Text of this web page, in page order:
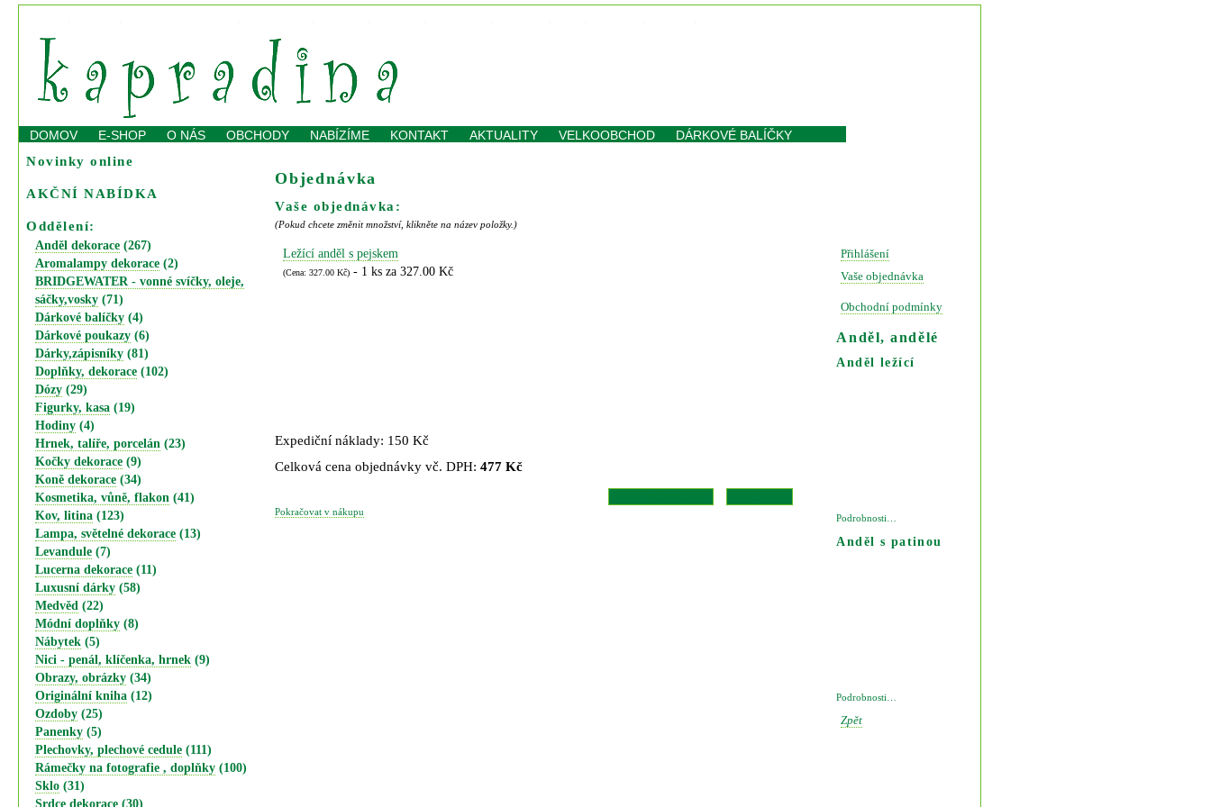
DOMOV E-SHOP O NÁS OBCHODY NABÍZÍME KONTAKT AKTUALITY VELKOOBCHOD DÁRKOVÉ BALÍČKY
Novinky online
AKČNÍ NABÍDKA
Oddělení:
Anděl dekorace (267)
Aromalampy dekorace (2)
BRIDGEWATER - vonné svíčky, oleje,
sáčky,vosky (71)
Dárkové balíčky (4)
Dárkové poukazy (6)
Dárky,zápisníky (81)
Doplňky, dekorace (102)
Dózy (29)
Figurky, kasa (19)
Hodiny (4)
Hrnek, talíře, porcelán (23)
Kočky dekorace (9)
Koně dekorace (34)
Kosmetika, vůně, flakon (41)
Kov, litina (123)
Lampa, světelné dekorace (13)
Levandule (7)
Lucerna dekorace (11)
Luxusní dárky (58)
Medvěd (22)
Módní doplňky (8)
Nábytek (5)
Nici - penál, klíčenka, hrnek (9)
Obrazy, obrázky (34)
Originální kniha (12)
Ozdoby (25)
Panenky (5)
Plechovky, plechové cedule (111)
Rámečky na fotografie , doplňky (100)
Sklo (31)
Srdce dekorace (30)
Objednávka
Vaše objednávka:
(Pokud chcete změnit množství, klikněte na název položky.)
Ležící anděl s pejskem
(Cena: 327.00 Kč) - 1 ks za 327.00 Kč
Expediční náklady: 150 Kč
Celková cena objednávky vč. DPH: 477 Kč
Pokračovat v nákupu
Přihlášení
Vaše objednávka
Obchodní podmínky
Anděl, andělé
Anděl ležící
Podrobnosti…
Anděl s patinou
Podrobnosti…
Zpět